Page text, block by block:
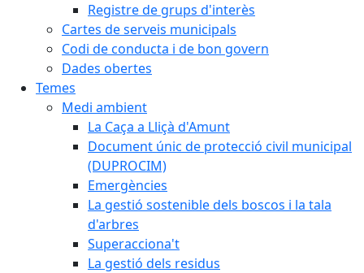
Registre de grups d'interès
Cartes de serveis municipals
Codi de conducta i de bon govern
Dades obertes
Temes
Medi ambient
La Caça a Lliçà d'Amunt
Document únic de protecció civil municipal
(DUPROCIM)
Emergències
La gestió sostenible dels boscos i la tala
d'arbres
Superacciona't
La gestió dels residus